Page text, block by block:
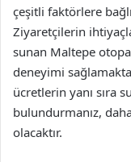
çeşitli faktörlere
Ziyaretçilerin
sunan Maltepe
deneyimi
ücretlerin yanı sıra
bulundurmanız,
olacaktır.